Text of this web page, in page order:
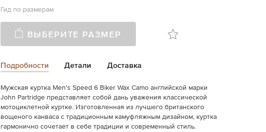
Гид по размерам
ВЫБЕРИТЕ РАЗМЕР
Подробности
Мужская куртка Men's Speed 6 Biker Wax Camo английской марки
John Partridge представляет собой дань уважения классической
мотоциклетной куртке. Изготовленная из лучшего британского
вощеного канваса с традиционным камуфляжным дизайном, куртка
гармонично сочетает в себе традиции и современный стиль.
Детали Доставка